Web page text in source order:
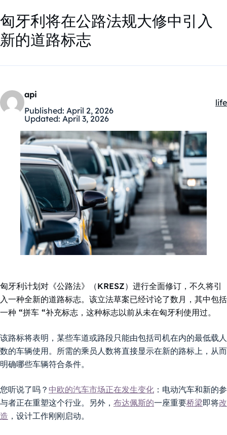
匈牙利将在公路法规大修中引入
新的道路标志
api
Published: April 2, 2026
Updated: April 3, 2026
life
匈牙利计划对《公路法》（KRESZ）进行全面修订，不久将引
入一种全新的道路标志。该立法草案已经讨论了数月，其中包括
一种 “拼车 “补充标志，这种标志以前从未在匈牙利使用过。
该路标将表明，某些车道或路段只能由包括司机在内的最低载人
数的车辆使用。所需的乘员人数将直接显示在新的路标上，从而
明确哪些车辆符合条件。
您听说了吗？ 中欧的汽车市场正在发生变化 ：电动汽车和新的参
与者正在重塑这个行业。另外， 布达佩斯的一座重要桥梁即将改
造 ，设计工作刚刚启动。